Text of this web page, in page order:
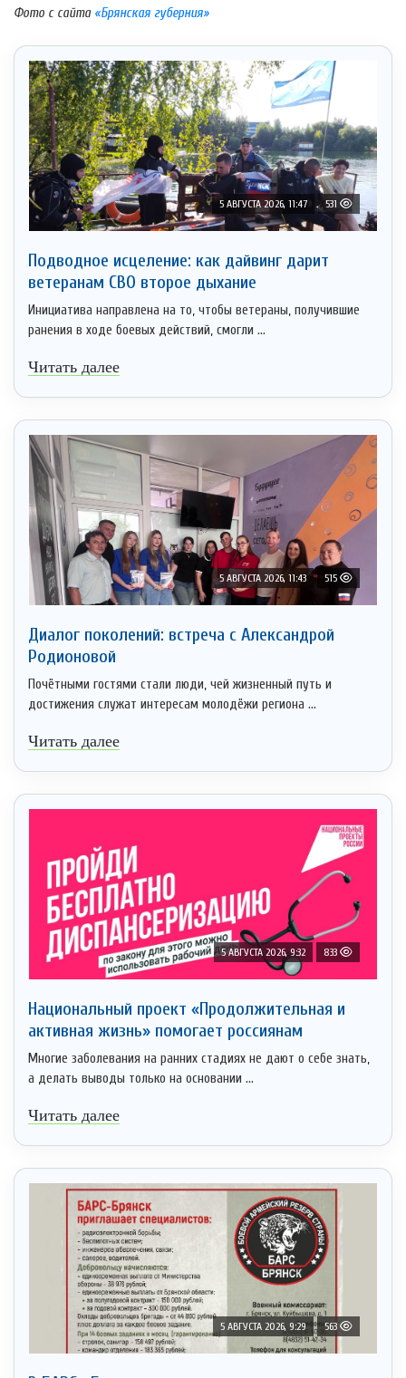
Фото с сайта «Брянская губерния»
5 АВГУСТА 2026, 11:47 531
Подводное исцеление: как дайвинг дарит
ветеранам СВО второе дыхание
Инициатива направлена на то, чтобы ветераны, получившие
ранения в ходе боевых действий, смогли ...
Читать далее
5 АВГУСТА 2026, 11:43 515
Диалог поколений: встреча с Александрой
Родионовой
Почётными гостями стали люди, чей жизненный путь и
достижения служат интересам молодёжи региона ...
Читать далее
5 АВГУСТА 2026, 9:32 833
Национальный проект «Продолжительная и
активная жизнь» помогает россиянам
Многие заболевания на ранних стадиях не дают о себе знать,
а делать выводы только на основании ...
Читать далее
5 АВГУСТА 2026, 9:29 563